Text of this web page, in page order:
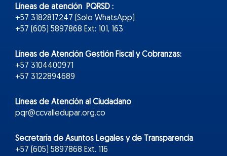
Líneas de atención PQRSD :
+57 3182817247 (Solo WhatsApp)
+57 (605) 5897868 Ext: 101, 163
Líneas de Atención Gestión Fiscal y Cobranzas:
+57 3104400971
+57 3122894689
Líneas de Atención al Ciudadano
pqr@ccvalledupar.org.co
Secretaría de Asuntos Legales y de Transparencia
+57 (605) 5897868 Ext. 116